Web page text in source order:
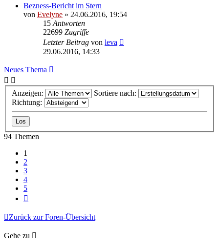
Bezness-Bericht im Stern
von Evelyne » 24.06.2016, 19:54
15 Antworten
22699 Zugriffe
Letzter Beitrag von leva
29.06.2016, 14:33
Neues Thema
Anzeigen:
Sortiere nach:
Richtung:
94 Themen
1
2
3
4
5
Zurück zur Foren-Übersicht
Gehe zu